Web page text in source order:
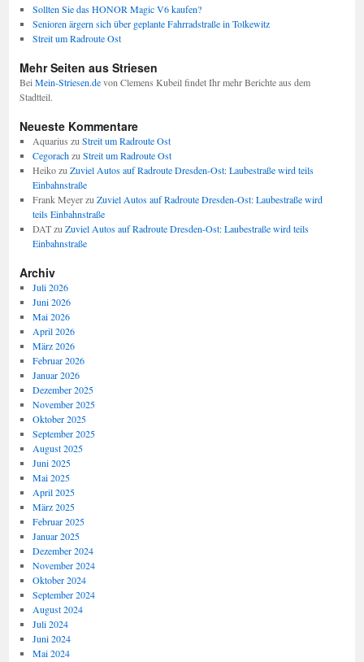
Sollten Sie das HONOR Magic V6 kaufen?
Senioren ärgern sich über geplante Fahrradstraße in Tolkewitz
Streit um Radroute Ost
Mehr Seiten aus Striesen
BeiMein-Striesen.devon Clemens Kubeil findet Ihr mehr Berichte aus dem
Stadtteil.
Neueste Kommentare
Aquarius zuStreit um Radroute Ost
CegorachzuStreit um Radroute Ost
HeikozuZuviel Autos auf Radroute Dresden-Ost: Laubestraße wird teils
Einbahnstraße
Frank MeyerzuZuviel Autos auf Radroute Dresden-Ost: Laubestraße wird
teils Einbahnstraße
DATzuZuviel Autos auf Radroute Dresden-Ost: Laubestraße wird teils
Einbahnstraße
Archiv
Juli 2026
Juni 2026
Mai 2026
April 2026
März 2026
Februar 2026
Januar 2026
Dezember 2025
November 2025
Oktober 2025
September 2025
August 2025
Juni 2025
Mai 2025
April 2025
März 2025
Februar 2025
Januar 2025
Dezember 2024
November 2024
Oktober 2024
September 2024
August 2024
Juli 2024
Juni 2024
Mai 2024